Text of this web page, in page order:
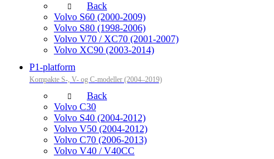
Back
Volvo S60 (2000-2009)
Volvo S80 (1998-2006)
Volvo V70 / XC70 (2001-2007)
Volvo XC90 (2003-2014)
P1-platform
Kompakte S-, V- og C-modeller (2004–2019)
Back
Volvo C30
Volvo S40 (2004-2012)
Volvo V50 (2004-2012)
Volvo C70 (2006-2013)
Volvo V40 / V40CC